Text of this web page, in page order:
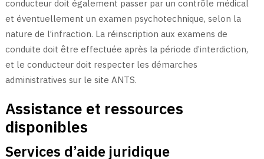
conducteur doit également passer par un contrôle médical
et éventuellement un examen psychotechnique, selon la
nature de l’infraction. La réinscription aux examens de
conduite doit être effectuée après la période d’interdiction,
et le conducteur doit respecter les démarches
administratives sur le site ANTS.
Assistance et ressources
disponibles
Services d’aide juridique